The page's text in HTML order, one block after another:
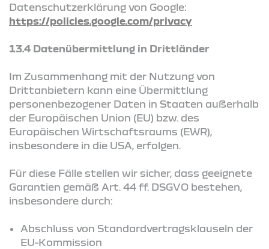
Datenschutzerklärung von Google:
https://policies.google.com/privacy
13.4 Datenübermittlung in Drittländer
Im Zusammenhang mit der Nutzung von
Drittanbietern kann eine Übermittlung
personenbezogener Daten in Staaten außerhalb
der Europäischen Union (EU) bzw. des
Europäischen Wirtschaftsraums (EWR),
insbesondere in die USA, erfolgen.
Für diese Fälle stellen wir sicher, dass geeignete
Garantien gemäß Art. 44 ff. DSGVO bestehen,
insbesondere durch:
Abschluss von Standardvertragsklauseln der
EU-Kommission